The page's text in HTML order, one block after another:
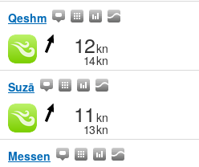
Qeshm
12kn
14kn
Suzā
11 kn
13kn
Messen